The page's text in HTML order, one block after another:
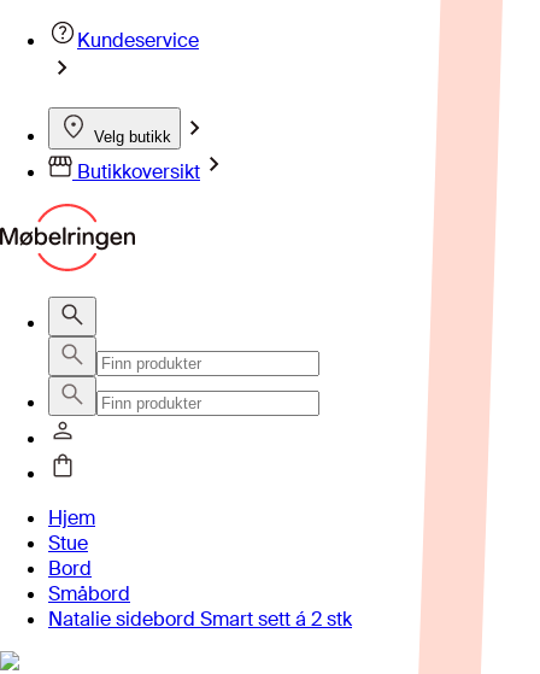
Kundeservice
Velg butikk
Butikkoversikt
Hjem
Stue
Bord
Småbord
Natalie sidebord Smart sett á 2 stk